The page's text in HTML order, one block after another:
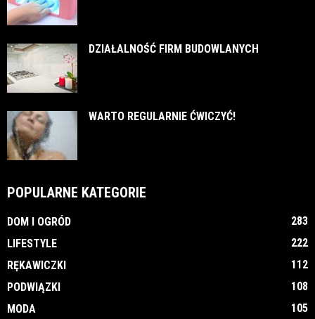
DZIAŁALNOŚĆ FIRM BUDOWLANYCH
WARTO REGULARNIE ĆWICZYĆ!
POPULARNE KATEGORIE
DOM I OGRÓD
283
LIFESTYLE
222
RĘKAWICZKI
112
PODWIĄZKI
108
MODA
105